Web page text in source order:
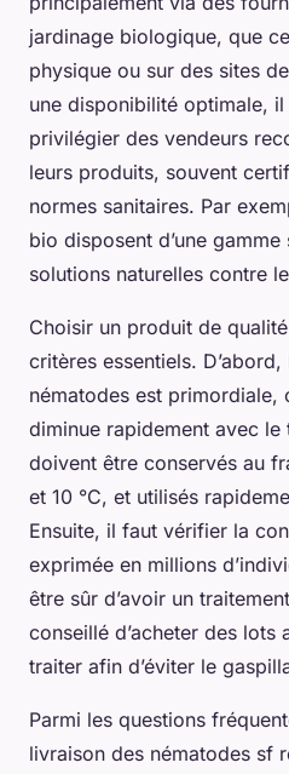
jardinage biologique, que
physique ou sur des sites
une disponibilité optimale,
privilégier des vendeurs
leurs produits, souvent
normes sanitaires. Par
bio disposent d’une
solutions naturelles contre
Choisir un produit de
critères essentiels.
nématodes est primordiale,
diminue rapidement avec le
doivent être conservés au
et 10 °C, et utilisés
Ensuite, il faut vérifier la
exprimée en millions
être sûr d’avoir un
conseillé d’acheter des lots
traiter afin d’éviter le
Parmi les questions
livraison des nématodes sf